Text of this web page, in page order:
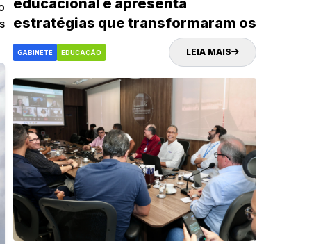
educacional e apresenta
estratégias que transformaram os
indicadores da rede municipal
GABINETE EDUCAÇÃO LEIA MAIS